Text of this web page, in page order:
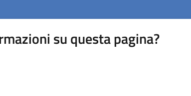
su questa pagina?